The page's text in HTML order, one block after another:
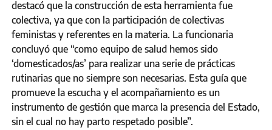
destacó que la construcción de esta herramienta fue
colectiva, ya que con la participación de colectivas
feministas y referentes en la materia. La funcionaria
concluyó que “como equipo de salud hemos sido
‘domesticados/as’ para realizar una serie de prácticas
rutinarias que no siempre son necesarias. Esta guía que
promueve la escucha y el acompañamiento es un
instrumento de gestión que marca la presencia del Estado,
sin el cual no hay parto respetado posible”.